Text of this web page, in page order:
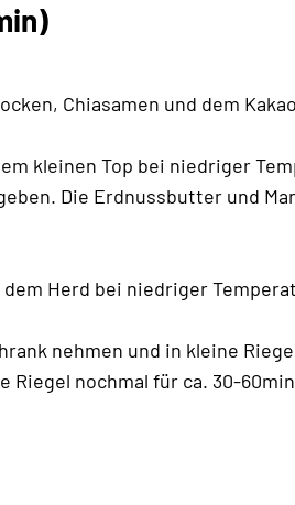
Chiasamen und dem
kleinen Top bei niedriger
Die Erdnussbutter und
Herd bei niedriger
nehmen und in kleine
Riegel nochmal für ca. 30-